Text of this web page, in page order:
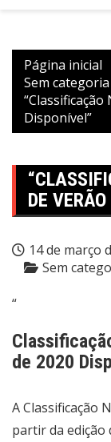
Página inicial
Sem categoria
“Classificação
Disponível”
DE
14 de março
Sem
“
de 2020
A Classificação
partir da edição